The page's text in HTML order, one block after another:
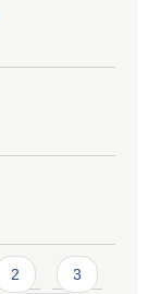
2 3